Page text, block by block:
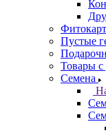
Пустые
Товары с
Семена